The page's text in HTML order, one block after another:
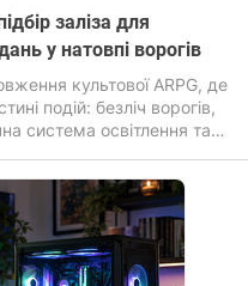
заліза для
у натовпі ворогів
культової ARPG, де
подій: безліч ворогів,
система освітлення та